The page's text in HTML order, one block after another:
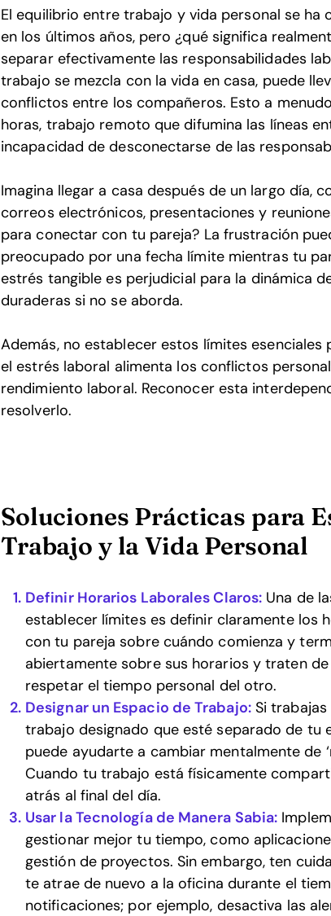
El equilibrio entre trabajo y vida personal se ha
en los últimos años, pero ¿qué significa
separar efectivamente las responsabilidades
trabajo se mezcla con la vida en casa, puede
conflictos entre los compañeros. Esto a
horas, trabajo remoto que difumina las líneas
incapacidad de desconectarse de las
Imagina llegar a casa después de un largo día,
correos electrónicos, presentaciones y
para conectar con tu pareja? La frustración
preocupado por una fecha límite mientras tu
estrés tangible es perjudicial para la dinámica
duraderas si no se aborda.
Además, no establecer estos límites
el estrés laboral alimenta los conflictos
rendimiento laboral. Reconocer esta
resolverlo.
Soluciones Prácticas para
Trabajo y la Vida Personal
Definir Horarios Laborales Claros: Una de
establecer límites es definir claramente los
con tu pareja sobre cuándo comienza y
abiertamente sobre sus horarios y traten
respetar el tiempo personal del otro.
Designar un Espacio de Trabajo:Si trabajas
trabajo designado que esté separado de tu
puede ayudarte a cambiar mentalmente de
Cuando tu trabajo está físicamente
atrás al final del día.
Usar la Tecnología de Manera Sabia:
gestionar mejor tu tiempo, como
gestión de proyectos. Sin embargo, ten
te atrae de nuevo a la oficina durante el
notificaciones; por ejemplo, desactiva las